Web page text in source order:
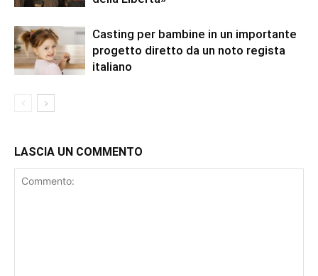
Casting per bambine in un importante
progetto diretto da un noto regista
italiano
LASCIA UN COMMENTO